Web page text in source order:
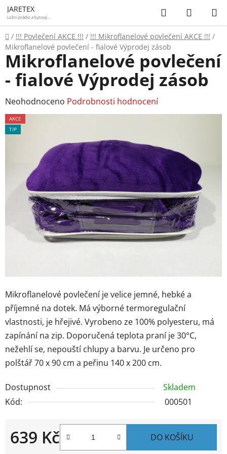
Přejít
na
obsah
JARETEX
Ložní prádlo a bytový
Hledat
KOŠÍK
Domů
/ !!! Povlečení AKCE !!! / !!! Mikroflanelové povlečení AKCE !!! /
Mikroflanelové povlečení - fialové Výprodej zásob
Mikroflanelové povlečení je velice jemné, hebké a
příjemné na dotek. Má výborné termoregulační
vlastnosti, je hřejivé. Vyrobeno ze 100% polyesteru, má
zapínání na zip. Doporučená teplota praní je 30°C,
nežehlí se, nepouští chlupy a barvu. Je určeno pro
polštář 70 x 90 cm a peřinu 140 x 200 cm.
Dostupnost
Skladem
Kód:
000501
639 Kč DO KOŠÍKU
Mikroflanelové povlečení
- fialové Výprodej zásob
Průměrné
hodnocení
produktu
hvězdiček.
Neohodnoceno Podrobnosti hodnocení
AKCE
TIP